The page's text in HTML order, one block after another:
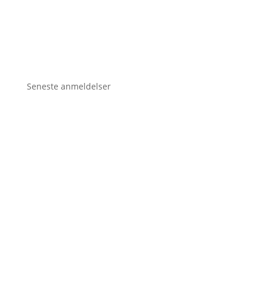
Seneste anmeldelser